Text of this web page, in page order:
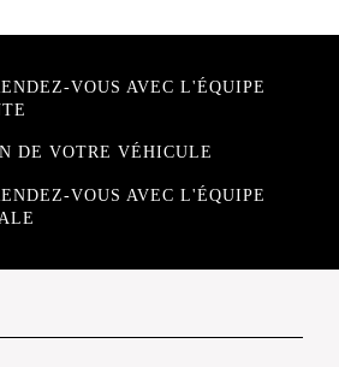
VOUS AVEC L'ÉQUIPE
DE VOTRE VÉHICULE
VOUS AVEC L'ÉQUIPE